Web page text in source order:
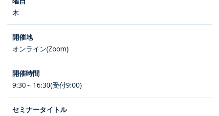
木
オンライン(Zoom)
9:30～16:30(受付9:00)